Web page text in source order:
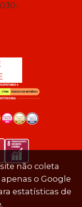
não coleta
o Google
estatísticas de